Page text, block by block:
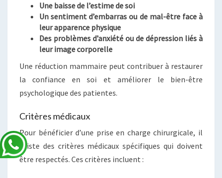
Une baisse de l’estime de soi
Un sentiment d’embarras ou de mal-être face à
leur apparence physique
Des problèmes d’anxiété ou de dépression liés à
leur image corporelle
Une réduction mammaire peut contribuer à restaurer
la confiance en soi et améliorer le bien-être
psychologique des patientes.
Critères médicaux
Pour bénéficier d’une prise en charge chirurgicale, il
existe des critères médicaux spécifiques qui doivent
être respectés. Ces critères incluent :